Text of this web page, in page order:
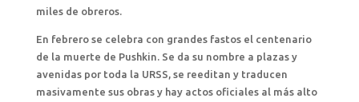
miles de obreros.
En febrero se celebra con grandes fastos el centenario
de la muerte de Pushkin. Se da su nombre a plazas y
avenidas por toda la URSS, se reeditan y traducen
masivamente sus obras y hay actos oficiales al más alto